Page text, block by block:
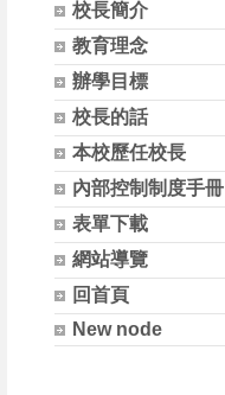
校長簡介
教育理念
辦學目標
校長的話
本校歷任校長
內部控制制度手冊
表單下載
網站導覽
回首頁
New node